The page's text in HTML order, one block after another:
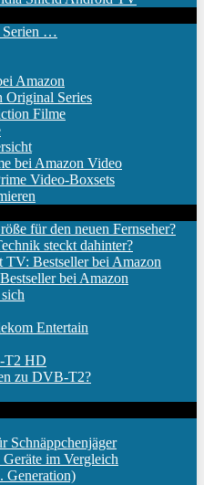
Serien …
Amazon
Original Series
Filme
bei Amazon Video
Video-Boxsets
für den neuen Fernseher?
steckt dahinter?
TV: Bestseller bei Amazon
bei Amazon
Entertain
T2 HD
zu DVB-T2?
Schnäppchenjäger
im Vergleich
Generation)